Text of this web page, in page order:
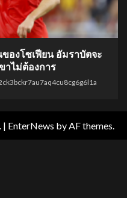
องโซเฟียน อัมราบัตจะ
าไม่ต้องการ
| EnterNews by AF themes.